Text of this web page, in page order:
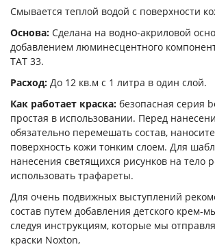
Смывается теплой водой с поверхности
Основа: Сделана на водно-акриловой
добавлением люминесцентного
ТАТ 33.
Расход: До 12 кв.м с 1 литра в один слой.
Как работает краска: безопасная серия
простая в использовании. Перед
обязательно перемешать состав,
поверхность кожи тонким слоем. Для
нанесения светящихся рисунков на тело
использовать трафареты.
Для очень подвижных выступлений
состав путем добавления детского крем-
следуя инструкциям, которые мы
краски Noxton,